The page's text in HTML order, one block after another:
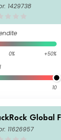
Yield Bond
1429738
0% +50%
10
Global
Yield Bond
11626957